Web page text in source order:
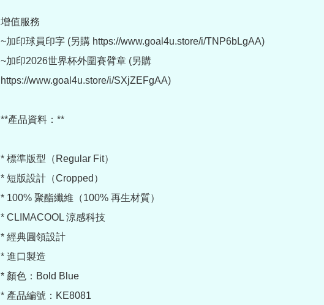
增值服務
~加印球員印字 (另購 https://www.goal4u.store/i/TNP6bLgAA)
~加印2026世界杯外圍賽臂章 (另購
https://www.goal4u.store/i/SXjZEFgAA)
**產品資料：**
* 標準版型（Regular Fit）
* 短版設計（Cropped）
* 100% 聚酯纖維（100% 再生材質）
* CLIMACOOL 涼感科技
* 經典圓領設計
* 進口製造
* 顏色：Bold Blue
* 產品編號：KE8081